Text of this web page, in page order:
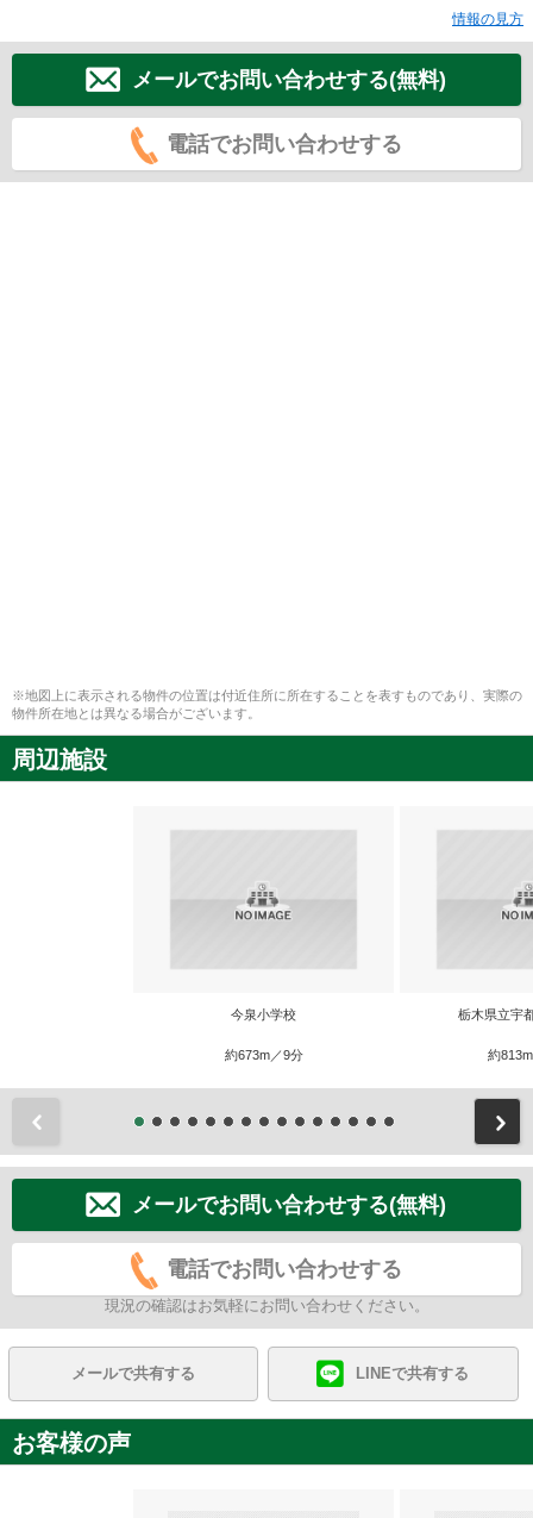
情報の見方
メールでお問い合わせする(無料)
電話でお問い合わせする
※地図上に表示される物件の位置は付近住所に所在することを表すものであり、実際の
物件所在地とは異なる場合がございます。
周辺施設
今泉小学校
約673m／9分
栃木県立宇
約
メールでお問い合わせする(無料)
電話でお問い合わせする
現況の確認はお気軽にお問い合わせください。
メールで共有する LINEで共有する
お客様の声